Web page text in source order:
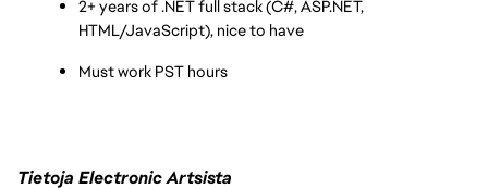
2+ years of .NET full stack (C#, ASP.NET,
HTML/JavaScript), nice to have
Must work PST hours
Tietoja Electronic Artsista